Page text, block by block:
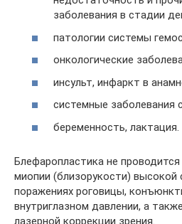
заболевания в стадии
патологии системы
онкологические
инсульт, инфаркт в
системные заболевания
беременность, лактация.
Блефаропластика не
миопии (близорукости) высокой
поражениях роговицы,
внутриглазном давлении, а
лазерной коррекции зрения.